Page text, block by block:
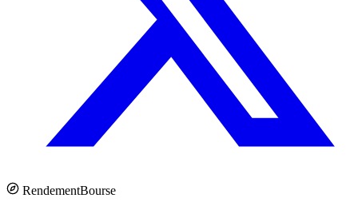
RendementBourse